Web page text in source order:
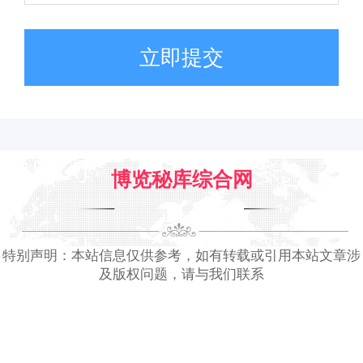
立即提交
博览秘库综合网
特别声明：本站信息仅供参考，如有转载或引用本站文章涉
及版权问题，请与我们联系